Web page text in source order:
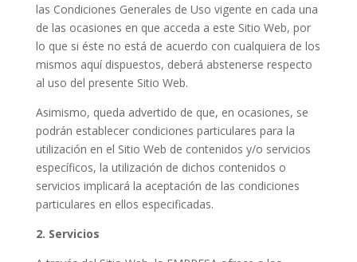
las Condiciones Generales de Uso vigente en cada una
de las ocasiones en que acceda a este Sitio Web, por
lo que si éste no está de acuerdo con cualquiera de los
mismos aquí dispuestos, deberá abstenerse respecto
al uso del presente Sitio Web.
Asimismo, queda advertido de que, en ocasiones, se
podrán establecer condiciones particulares para la
utilización en el Sitio Web de contenidos y/o servicios
específicos, la utilización de dichos contenidos o
servicios implicará la aceptación de las condiciones
particulares en ellos especificadas.
2. Servicios